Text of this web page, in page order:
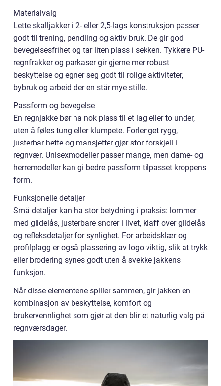
Materialvalg
Lette skalljakker i 2- eller 2,5-lags konstruksjon passer
godt til trening, pendling og aktiv bruk. De gir god
bevegelsesfrihet og tar liten plass i sekken. Tykkere PU-
regnfrakker og parkaser gir gjerne mer robust
beskyttelse og egner seg godt til rolige aktiviteter,
bybruk og arbeid der en står mye stille.
Passform og bevegelse
En regnjakke bør ha nok plass til et lag eller to under,
uten å føles tung eller klumpete. Forlenget rygg,
justerbar hette og mansjetter gjør stor forskjell i
regnvær. Unisexmodeller passer mange, men dame- og
herremodeller kan gi bedre passform tilpasset kroppens
form.
Funksjonelle detaljer
Små detaljer kan ha stor betydning i praksis: lommer
med glidelås, justerbare snorer i livet, klaff over glidelås
og refleksdetaljer for synlighet. For arbeidsklær og
profilplagg er også plassering av logo viktig, slik at trykk
eller brodering synes godt uten å svekke jakkens
funksjon.
Når disse elementene spiller sammen, gir jakken en
kombinasjon av beskyttelse, komfort og
brukervennlighet som gjør at den blir et naturlig valg på
regnværsdager.